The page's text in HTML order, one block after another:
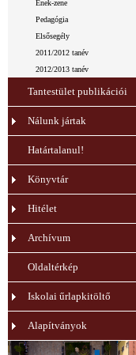
Ének-zene
Pedagógia
Elsősegély
2011/2012 tanév
2012/2013 tanév
Tantestület publikációi
Nálunk jártak
Határtalanul!
Könyvtár
Hitélet
Archívum
Oldaltérkép
Iskolai űrlapkitöltő
Alapítványok